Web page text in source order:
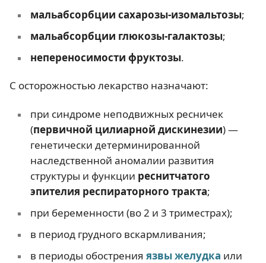
мальабсорбции сахарозы-изомальтозы;
мальабсорбции глюкозы-галактозы;
непереносимости фруктозы.
С осторожностью лекарство назначают:
при синдроме неподвижных ресничек
(первичной цилиарной дискинезии) —
генетически детерминированной
наследственной аномалии развития
структуры и функции реснитчатого
эпителия респираторного тракта;
при беременности (во 2 и 3 триместрах);
в период грудного вскармливания;
в периоды обострения язвы желудка или